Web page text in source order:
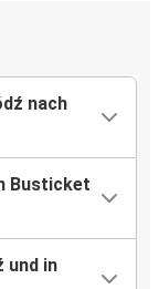
nach
Busticket
und in